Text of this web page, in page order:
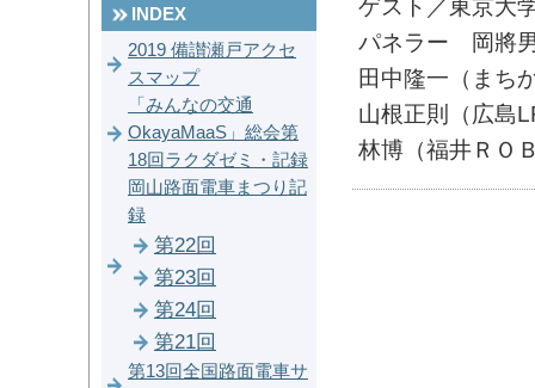
ゲスト／東京
パネラー 岡將
田中隆一（まち
山根正則（広島
林博（福井ＲＯ
INDEX
2019 備讃瀬戸アクセ
スマップ
「みんなの交通
OkayaMaaS」総会第
18回ラクダゼミ・記録
岡山路面電車まつり記
録
第22回
第23回
第24回
第21回
第13回全国路面電車サ